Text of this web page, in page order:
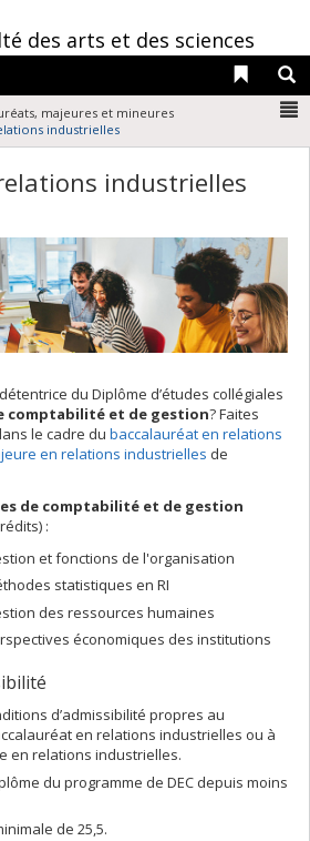
des arts et des sciences
Liens
majeures et mineures
industrielles
industrielles
du Diplôme d’études collégiales
comptabilité et de gestion? Faites
le cadre du baccalauréat en relations
en relations industrielles de
de comptabilité et de gestion
:
et fonctions de l'organisation
statistiques en RI
des ressources humaines
économiques des institutions
d’admissibilité propres au
en relations industrielles ou à
en relations industrielles.
du programme de DEC depuis moins
de 25,5.